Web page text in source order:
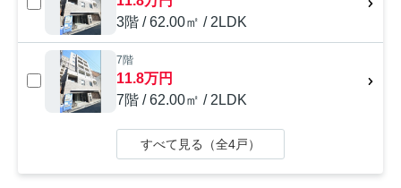
3階 / 62.00㎡ / 2LDK
7階
11.8万円
7階 / 62.00㎡ / 2LDK
すべて見る（全4戸）